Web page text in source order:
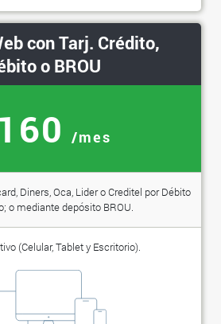
con Tarj. Crédito,
o BROU
/mes
Diners, Oca, Lider o Creditel por Débito
o mediante depósito BROU.
(Celular, Tablet y Escritorio).